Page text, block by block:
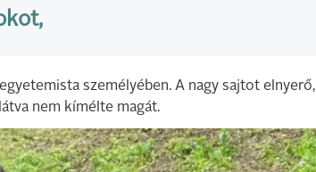
személyében. A nagy sajtot elnyerő,
nem kímélte magát.